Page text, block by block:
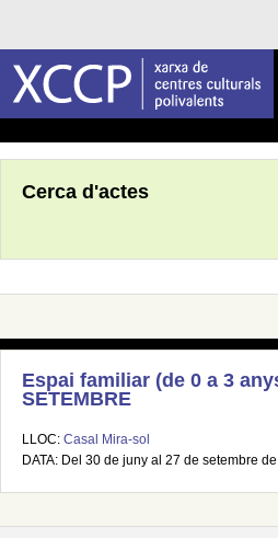
Cerca d'actes
Espai familiar (de 0 a 3
SETEMBRE
LLOC: Casal Mira-sol
DATA: Del 30 de juny al 27 de setembre